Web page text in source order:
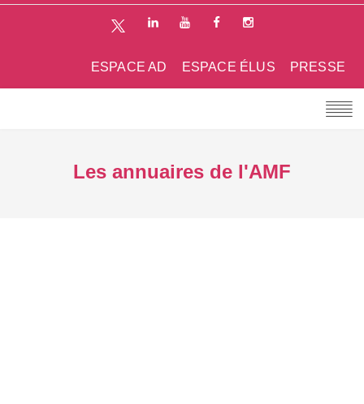
PRESSE
ESPACE ÉLUS
ESPACE AD
Les annuaires de l'AMF